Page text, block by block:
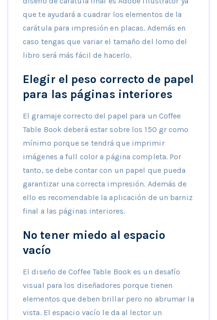
que te ayudará a cuadrar los elementos de la
carátula para impresión en placas. Además en
caso tengas que variar el tamaño del lomo del
libro será más fácil de hacerlo.
Elegir el peso correcto de papel
para las páginas interiores
El gramaje correcto del papel para un Coffee
Table Book deberá estar sobre los 150 gr como
mínimo porque se tendrá que imprimir
imágenes a full color a página completa. Por
tanto, se debe contar con un papel que pueda
garantizar una correcta impresión. Además de
ello es recomendable la aplicación de un barniz
final a las páginas interiores.
No tener miedo al espacio
vacío
El diseño de Coffee Table Book es un desafío
visual para los diseñadores porque tienen
elementos que deben brillar pero no abrumar la
vista. El espacio vacío le da al lector un